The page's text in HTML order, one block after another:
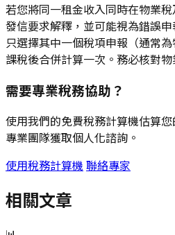
若您將同一租金收入同時在物業
發信要求解釋，並可能視為錯誤
只選擇其中一個稅項申報（通常
課稅後合併計算一次。務必核對
需要專業稅務協助？
使用我們的免費稅務計算機估算
專業團隊獲取個人化諮詢。
使用稅務計算機 聯絡專家
相關文章